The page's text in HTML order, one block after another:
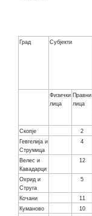
Град Субјекти
Физички
лица
Правни
лица
Скопје 2
Гевгелија и
Струмица
4
Велес и
Кавадарци
12
Охрид и
Струга
5
Кочани 11
Куманово
10